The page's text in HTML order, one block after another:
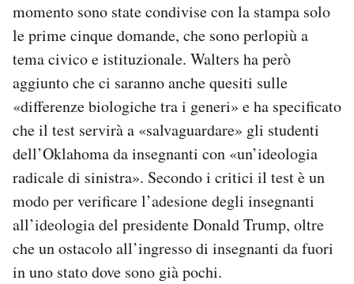
momento sono state condivise con la stampa solo
le prime cinque domande, che sono perlopiù a
tema civico e istituzionale. Walters ha però
aggiunto che ci saranno anche quesiti sulle
«differenze biologiche tra i generi» e ha specificato
che il test servirà a «salvaguardare» gli studenti
dell’Oklahoma da insegnanti con «un’ideologia
radicale di sinistra». Secondo i critici il test è un
modo per verificare l’adesione degli insegnanti
all’ideologia del presidente Donald Trump, oltre
che un ostacolo all’ingresso di insegnanti da fuori
in uno stato dove sono già pochi.